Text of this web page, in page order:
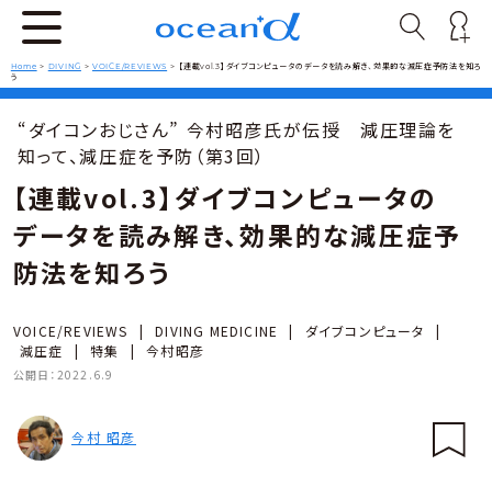
Home > DIVING >VOICE/REVIEWS > 【連載vol.3】ダイブコンピュータのデータを読み解き、効果的な減圧症予防法を知ろ
う
“ダイコンおじさん” 今村昭彦氏が伝授 減圧理論を
知って、減圧症を予防（第3回）
【連載vol.3】ダイブコンピュータの
データを読み解き、効果的な減圧症予
防法を知ろう
VOICE/REVIEWS | DIVING MEDICINE | ダイブコンピュータ
|
減圧症
| 特集 | 今村昭彦
公開日： 2022.6.9
今村 昭彦